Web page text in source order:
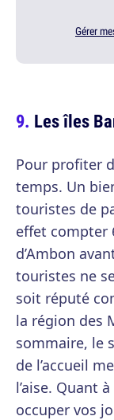
Gérer
Les îles
Pour profiter
temps. Un
touristes de
effet compter
d’Ambon
touristes ne
soit réputé
la région des
sommaire, le
de l’accueil
l’aise. Quant
occuper vos